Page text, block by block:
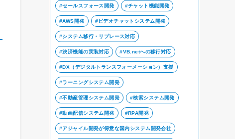
セールスフォース開発 チャット機能開発
AWS開発 ビデオチャットシステム開発
システム移行・リプレース対応
決済機能の実装対応 VB.netへの移行対応
DX（デジタルトランスフォーメーション）支援
ラーニングシステム開発
不動産管理システム開発 検索システム開発
動画配信システム開発 RPA開発
アジャイル開発が得意な国内システム開発会社